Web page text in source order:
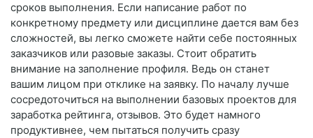
сроков выполнения. Если написание работ по
конкретному предмету или дисциплине дается вам без
сложностей, вы легко сможете найти себе постоянных
заказчиков или разовые заказы. Стоит обратить
внимание на заполнение профиля. Ведь он станет
вашим лицом при отклике на заявку. По началу лучше
сосредоточиться на выполнении базовых проектов для
заработка рейтинга, отзывов. Это будет намного
продуктивнее, чем пытаться получить сразу